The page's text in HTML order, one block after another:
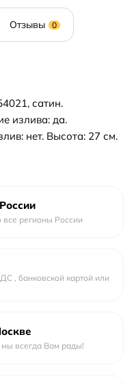
Отзывы 0
сатин.
излива: да.
нет. Высота: 27 см.
регионы России
, банковской картой или
всегда Вам рады!